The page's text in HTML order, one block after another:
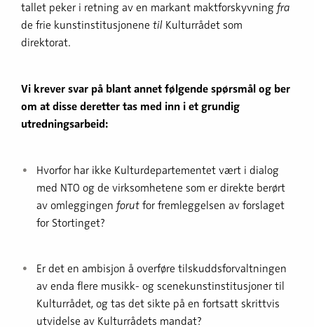
tallet peker i retning av en markant maktforskyvning fra
de frie kunstinstitusjonene til Kulturrådet som
direktorat.
Vi krever svar på blant annet følgende spørsmål og ber
om at disse deretter tas med inn i et grundig
utredningsarbeid:
Hvorfor har ikke Kulturdepartementet vært i dialog
med NTO og de virksomhetene som er direkte berørt
av omleggingen forut for fremleggelsen av forslaget
for Stortinget?
Er det en ambisjon å overføre tilskuddsforvaltningen
av enda flere musikk- og scenekunstinstitusjoner til
Kulturrådet, og tas det sikte på en fortsatt skrittvis
utvidelse av Kulturrådets mandat?